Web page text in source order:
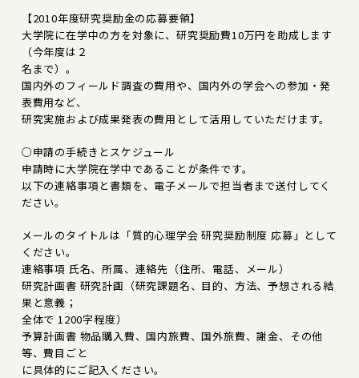
【2010年度研究奨励金の応募要領】
大学院に在学中の方を対象に、研究奨励費10万円を助成します
（今年度は２
名まで）。
国内外のフィールド調査の費用や、国内外の学会への参加・発
表費用など、
研究実施および成果発表の費用として活用していただけます。
○申請の手続きとスケジュール
申請時に大学院在学中であることが条件です。
以下の連絡事項と書類を、電子メールで担当者まで送付してく
ださい。
メールのタイトルは「質的心理学会 研究奨励制度 応募」として
ください。
連絡事項 氏名、所属、連絡先（住所、電話、メール）
研究計画書 研究計画（研究課題名、目的、方法、予想される結
果と意義；
全体で 1200字程度）
予算計画書 物品購入費、国内旅費、国外旅費、謝金、その他
等、費目ごと
に具体的にご記入ください。